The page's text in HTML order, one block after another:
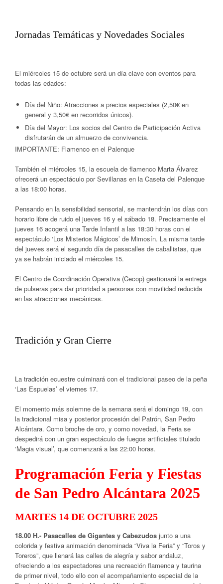
Jornadas Temáticas y Novedades Sociales
El miércoles 15 de octubre será un día clave con eventos para
todas las edades:
Día del Niño: Atracciones a precios especiales (2,50€ en
general y 3,50€ en recorridos únicos).
Día del Mayor: Los socios del Centro de Participación Activa
disfrutarán de un almuerzo de convivencia.
IMPORTANTE: Flamenco en el Palenque
También el miércoles 15, la escuela de flamenco Marta Álvarez
ofrecerá un espectáculo por Sevillanas en la Caseta del Palenque
a las 18:00 horas.
Pensando en la sensibilidad sensorial, se mantendrán los días con
horario libre de ruido el jueves 16 y el sábado 18. Precisamente el
jueves 16 acogerá una Tarde Infantil a las 18:30 horas con el
espectáculo ‘Los Misterios Mágicos’ de Mimosín. La misma tarde
del jueves será el segundo día de pasacalles de caballistas, que
ya se habrán iniciado el miércoles 15.
El Centro de Coordinación Operativa (Cecop) gestionará la entrega
de pulseras para darprioridad a personas con movilidad reducida
en las atracciones mecánicas.
Tradición y Gran Cierre
La tradición ecuestre culminará con el tradicional paseo de la peña
‘Las Espuelas’ el viernes 17.
El momento más solemne de la semana será el domingo 19, con
la tradicional misa y posterior procesión del Patrón, San Pedro
Alcántara. Como broche de oro, y como novedad, la Feria se
despedirá con un gran espectáculo de fuegos artificiales titulado
‘Magia visual’, que comenzará a las 22:00 horas.
Programación Feria y Fiestas
de San Pedro Alcántara 2025
MARTES 14 DE OCTUBRE 2025
18.00 H.- Pasacalles de Gigantes y Cabezudos junto a una
colorida y festiva animación denominada “Viva la Feria” y “Toros y
Toreros”, que llenará las calles de alegría y sabor andaluz,
ofreciendo a los espectadores una recreación flamenca y taurina
de primer nivel, todo ello con el acompañamiento especial de la